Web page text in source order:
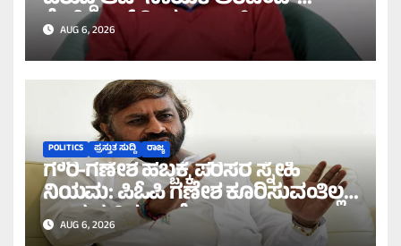
ಕೇಜ್ರಿವಾಲ್ ತೀವ್ರ ವಾಗ್ದಾಳಿ!
AUG 6, 2026
POLITICS ಪ್ರಸ್ತುತ ಸುದ್ದಿ ರಾಜ್ಯ
ಗೌರಿ-ಗಣೇಶ ಹಬ್ಬಕ್ಕೆ ಪರಿಸರ ಸ್ನೇಹಿ
ನಿಯಮ: ಪಿಓಪಿ ಗಣೇಶ ಕೂರಿಸುವಂತಿಲ್ಲ
ಎಂದ ಸಚಿವ ಖಂಡ್ರೆ!
AUG 6, 2026